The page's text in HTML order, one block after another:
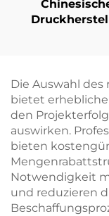
Die Auswahl
bietet
den
auswirken.
bieten
Notwendigkeit
und reduzieren